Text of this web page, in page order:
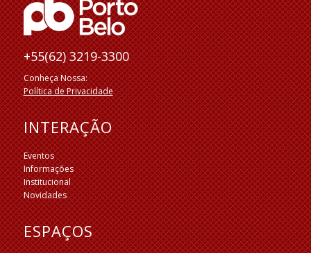
+55(62) 3219-3300
Conheça Nossa:
Política de Privacidade
INTERAÇÃO
Eventos
Informações
Institucional
Novidades
ESPAÇOS